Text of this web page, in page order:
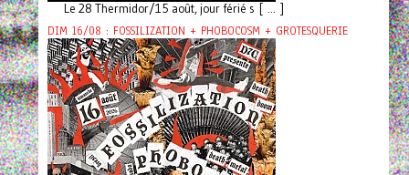
Le 28 Thermidor/15 août, jour férié s [ ... ]
DIM 16/08 : FOSSILIZATION + PHOBOCOSM + GROTESQUERIE